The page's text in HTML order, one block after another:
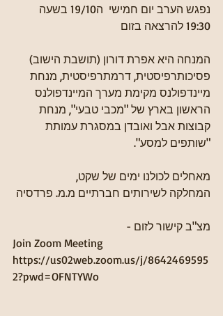
נפגש הערב יום חמישי  ה19/10 בשעה
19:30 להרצאה בזום
המנחה היא אפרת דורון (תושבת הישוב)
פסיכותרפיסטית, דרמתרפיסטית, מנחת
מיינדפולנס מקימת מערך המיינדפולנס
הראשון בארץ של "מכבי טבעי", מנחת
קבוצות אבל ואובדן במסגרת עמותת
"שותפים למסע".
מאחלים לכולנו ימים של שקט,
המחלקה לשירותים חברתיים מ.מ. פרדסיה
מצ"ב קישור לזום -
Join Zoom Meeting
https://us02web.zoom.us/j/8642469595
2?pwd=OFNTYWo